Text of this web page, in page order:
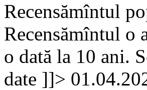
Recensămîntul
Recensămîntul o
o dată la 10 ani.
date ]]>